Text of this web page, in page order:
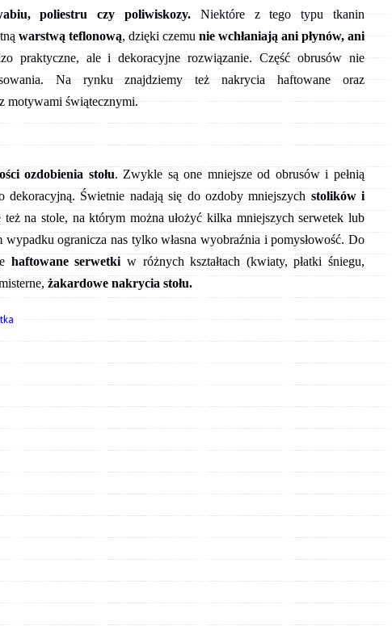
poliestru czy poliwiskozy. Niektóre z tego typu tkanin
warstwą teflonową, dzięki czemu nie wchłaniają ani płynów, ani
praktyczne, ale i dekoracyjne rozwiązanie. Część obrusów nie
Na rynku znajdziemy też nakrycia haftowane oraz
motywami świątecznymi.
ozdobienia stołu. Zwykle są one mniejsze od obrusów i pełnią
dekoracyjną. Świetnie nadają się do ozdoby mniejszych stolików i
też na stole, na którym można ułożyć kilka mniejszych serwetek lub
ogranicza nas tylko własna wyobraźnia i pomysłowość. Do
haftowane serwetkiw różnych kształtach (kwiaty, płatki śniegu,
żakardowe nakrycia stołu.